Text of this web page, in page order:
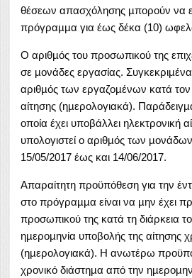
θέσεων απασχόλησης µπορούν να
πρόγραµµα για έως δέκα (10)
Ο αριθµός του προσωπικού της
σε µονάδες εργασίας. Συγκεκριµένα
αριθµός των εργαζοµένων κατά
αίτησης (ηµερολογιακά).
οποία έχει υποβάλλει ηλεκτρονική
υπολογιστεί ο αριθµός των
15/05/2017 έως και 14/06/2017.
Απαραίτητη προϋπόθεση για την
στο πρόγραµµα είναι να µην έχει
προσωπικού της κατά τη διάρκεια
ηµεροµηνία υποβολής της αίτησης
(ηµερολογιακά). Η ανωτέρω
χρονικό διάστηµα από την